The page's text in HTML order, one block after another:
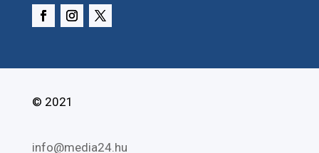
© 2021
info@media24.hu